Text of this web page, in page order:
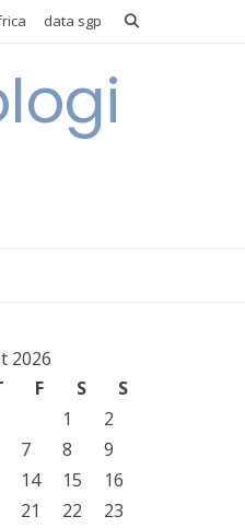
data sgp
2026
F S
S
1
2
7 8
9
14 15
16
21 22
23